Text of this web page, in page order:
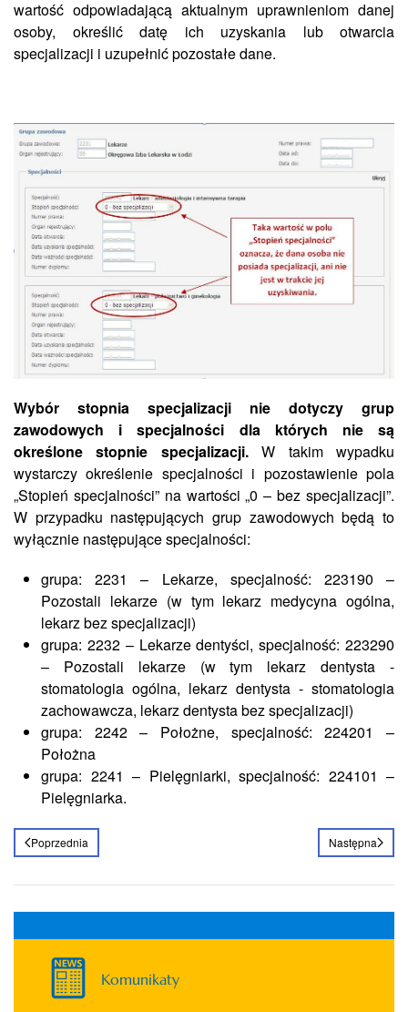
wartość odpowiadającą aktualnym uprawnieniom danej
osoby, określić datę ich uzyskania lub otwarcia
specjalizacji i uzupełnić pozostałe dane.
Wybór stopnia specjalizacji nie dotyczy grup
zawodowych i specjalności dla których nie są
określone stopnie specjalizacji.W takim wypadku
wystarczy określenie specjalności i pozostawienie pola
„Stopień specjalności” na wartości „0 – bez specjalizacji”.
W przypadku następujących grup zawodowych będą to
wyłącznie następujące specjalności:
grupa: 2231 – Lekarze, specjalność: 223190 –
Pozostali lekarze (w tym lekarz medycyna ogólna,
lekarz bez specjalizacji)
grupa: 2232 – Lekarze dentyści, specjalność: 223290
– Pozostali lekarze (w tym lekarz dentysta -
stomatologia ogólna, lekarz dentysta - stomatologia
zachowawcza, lekarz dentysta bez specjalizacji)
grupa: 2242 – Położne, specjalność: 224201 –
Położna
grupa: 2241 – Pielęgniarki, specjalność: 224101 –
Pielęgniarka.
Poprzednia Następna
Komunikaty